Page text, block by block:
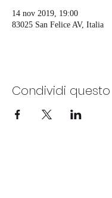
14 nov 2019, 19:00
83025 San Felice AV, Italia
Condividi